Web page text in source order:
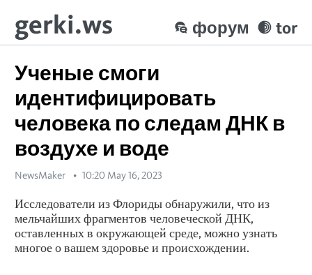
gerki.ws tor
форум
Ученые смоги
идентифицировать
человека по следам ДНК в
воздухе и воде
NewsMaker 10:20 May 16, 2023
Исследователи из Флориды обнаружили, что из
мельчайших фрагментов человеческой ДНК,
оставленных в окружающей среде, можно узнать
многое о вашем здоровье и происхождении.